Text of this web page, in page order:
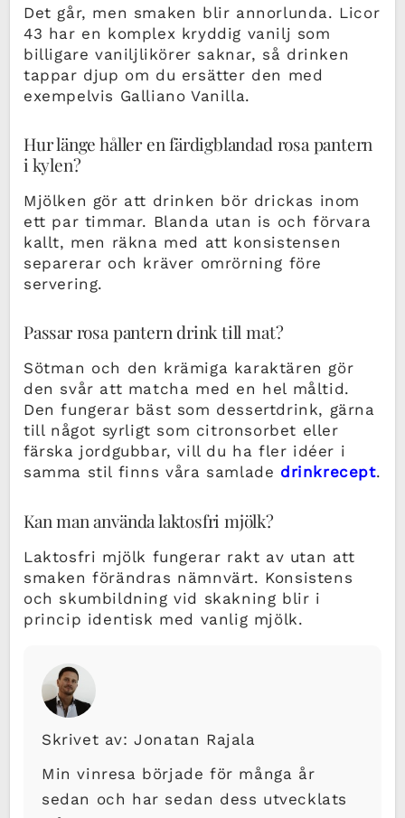
Det går, men smaken blir annorlunda. Licor
43 har en komplex kryddig vanilj som
billigare vaniljlikörer saknar, så drinken
tappar djup om du ersätter den med
exempelvis Galliano Vanilla.
Hur länge håller en färdigblandad rosa pantern
i kylen?
Mjölken gör att drinken bör drickas inom
ett par timmar. Blanda utan is och förvara
kallt, men räkna med att konsistensen
separerar och kräver omrörning före
servering.
Passar rosa pantern drink till mat?
Sötman och den krämiga karaktären gör
den svår att matcha med en hel måltid.
Den fungerar bäst som dessertdrink, gärna
till något syrligt som citronsorbet eller
färska jordgubbar, vill du ha fler idéer i
samma stil finns våra samlade drinkrecept.
Kan man använda laktosfri mjölk?
Laktosfri mjölk fungerar rakt av utan att
smaken förändras nämnvärt. Konsistens
och skumbildning vid skakning blir i
princip identisk med vanlig mjölk.
Skrivet av: Jonatan Rajala
Min vinresa började för många år
sedan och har sedan dess utvecklats